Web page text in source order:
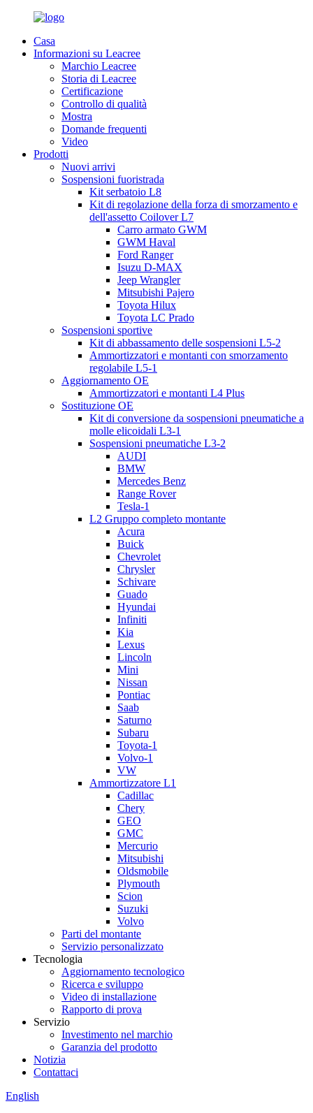
Casa
Informazioni su Leacree
Marchio Leacree
Storia di Leacree
Certificazione
Controllo di qualità
Mostra
Domande frequenti
Video
Prodotti
Nuovi arrivi
Sospensioni fuoristrada
Kit serbatoio L8
Kit di regolazione della forza di smorzamento e
dell'assetto Coilover L7
Carro armato GWM
GWM Haval
Ford Ranger
Isuzu D-MAX
Jeep Wrangler
Mitsubishi Pajero
Toyota Hilux
Toyota LC Prado
Sospensioni sportive
Kit di abbassamento delle sospensioni L5-2
Ammortizzatori e montanti con smorzamento
regolabile L5-1
Aggiornamento OE
Ammortizzatori e montanti L4 Plus
Sostituzione OE
Kit di conversione da sospensioni pneumatiche a
molle elicoidali L3-1
Sospensioni pneumatiche L3-2
AUDI
BMW
Mercedes Benz
Range Rover
Tesla-1
L2 Gruppo completo montante
Acura
Buick
Chevrolet
Chrysler
Schivare
Guado
Hyundai
Infiniti
Kia
Lexus
Lincoln
Mini
Nissan
Pontiac
Saab
Saturno
Subaru
Toyota-1
Volvo-1
VW
Ammortizzatore L1
Cadillac
Chery
GEO
GMC
Mercurio
Mitsubishi
Oldsmobile
Plymouth
Scion
Suzuki
Volvo
Parti del montante
Servizio personalizzato
Tecnologia
Aggiornamento tecnologico
Ricerca e sviluppo
Video di installazione
Rapporto di prova
Servizio
Investimento nel marchio
Garanzia del prodotto
Notizia
Contattaci
English